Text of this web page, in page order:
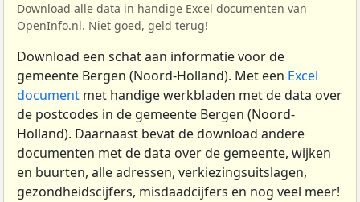
Download alle data in handige Excel documenten van
OpenInfo.nl. Niet goed, geld terug!
Download een schat aan informatie voor de
gemeente Bergen (Noord-Holland). Met een Excel
document met handige werkbladen met de data over
de postcodes in de gemeente Bergen (Noord-
Holland). Daarnaast bevat de download andere
documenten met de data over de gemeente, wijken
en buurten, alle adressen, verkiezingsuitslagen,
gezondheidscijfers, misdaadcijfers en nog veel meer!